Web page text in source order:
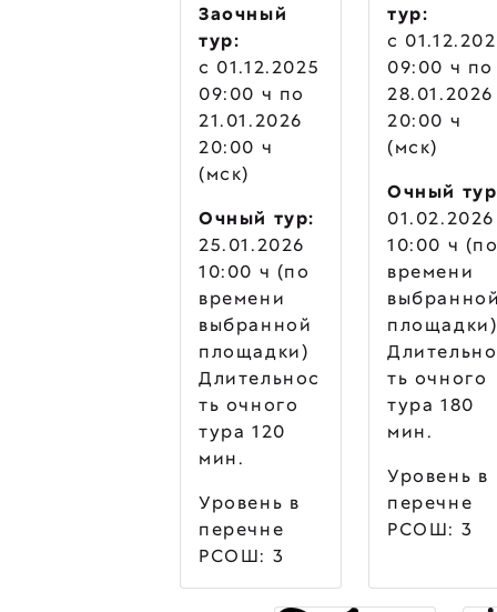
Заочный
тур:
c 01.12.2025
09:00 ч по
21.01.2026
20:00 ч
(мск)
Очный тур:
25.01.2026
10:00 ч (по
времени
выбранной
площадки)
Длительнос
ть очного
тура 120
мин.
Уровень в
перечне
РСОШ: 3
тур:
c
09:00 ч по
28.01.2026
20:00 ч
(мск)
Очный
01.02.2026
10:00 ч
времени
площадки)
ть очного
тура 180
мин.
Уровень в
перечне
РСОШ: 3